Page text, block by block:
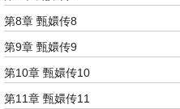
第8章 甄嬛传8
第9章 甄嬛传9
第10章 甄嬛传10
第11章 甄嬛传11